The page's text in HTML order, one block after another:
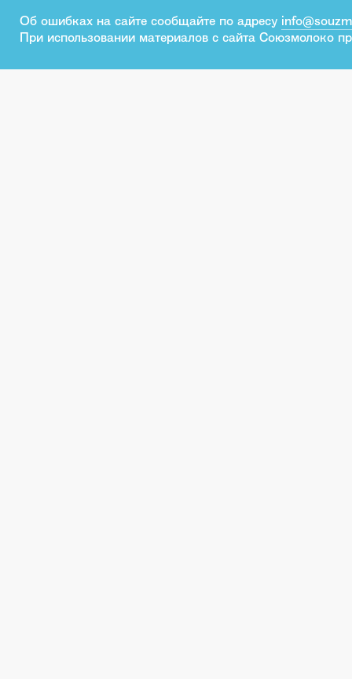
Об ошибках на сайте сообщайте по адресу
При использовании материалов с сайта Союзмолоко